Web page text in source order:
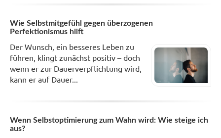
Wie Selbstmitgefühl gegen überzogenen
Perfektionismus hilft
Der Wunsch, ein besseres Leben zu
führen, klingt zunächst positiv – doch
wenn er zur Dauerverpflichtung wird,
kann er auf Dauer...
Wenn Selbstoptimierung zum Wahn wird: Wie steige ich
aus?